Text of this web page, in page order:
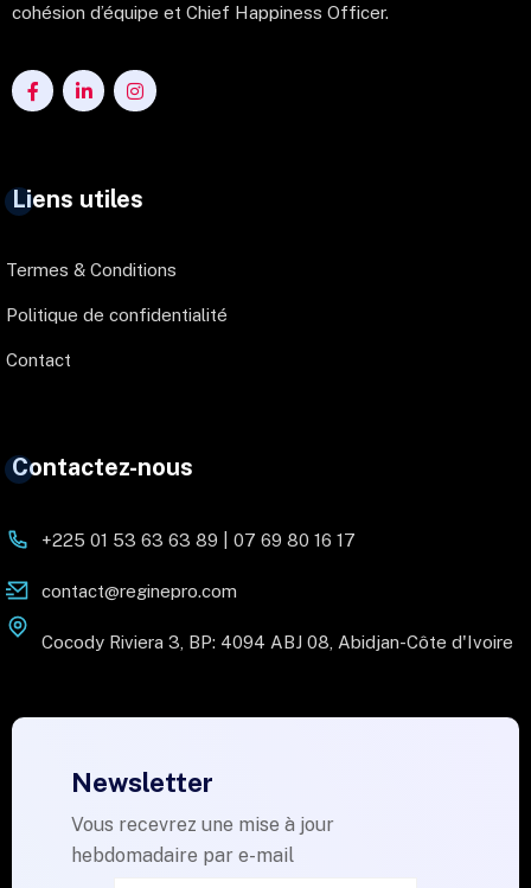
cohésion d’équipe et Chief Happiness Officer.
Liens utiles
Termes & Conditions
Politique de confidentialité
Contact
Contactez-nous
+225 01 53 63 63 89 | 07 69 80 16 17
contact@reginepro.com
Cocody Riviera 3, BP: 4094 ABJ 08, Abidjan-Côte d'Ivoire
Newsletter
Vous recevrez une mise à jour
hebdomadaire par e-mail